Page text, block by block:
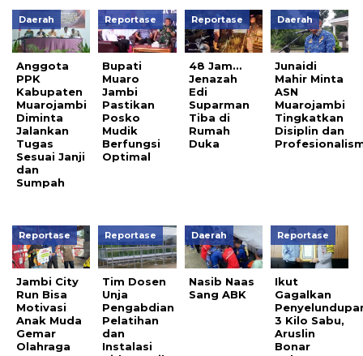
Daerah
Anggota
PPK
Kabupaten
Muarojambi
Diminta
Jalankan
Tugas
Sesuai Janji
dan
Sumpah
Reportase
Bupati
Muaro
Jambi
Pastikan
Posko
Mudik
Berfungsi
Optimal
Reportase
48 Jam…
Jenazah
Edi
Suparman
Tiba di
Rumah
Duka
Daerah
Junaidi
Mahir Minta
ASN
Muarojambi
Tingkatkan
Disiplin dan
Reportase
Jambi City
Run Bisa
Motivasi
Anak Muda
Gemar
Olahraga
Reportase
Tim Dosen
Unja
Pengabdian
Pelatihan
dan
Instalasi
Daerah
Nasib Naas
Sang ABK
Reportase
Ikut
Gagalkan
3 Kilo Sabu,
Aruslin
Bonar